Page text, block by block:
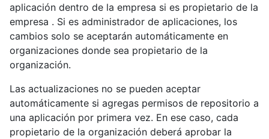
aplicación dentro de la empresa si es propietario de la
empresa . Si es administrador de aplicaciones, los
cambios solo se aceptarán automáticamente en
organizaciones donde sea propietario de la
organización.
Las actualizaciones no se pueden aceptar
automáticamente si agregas permisos de repositorio a
una aplicación por primera vez. En ese caso, cada
propietario de la organización deberá aprobar la